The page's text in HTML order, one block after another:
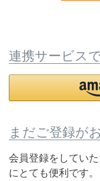
連携サービス
まだご登録が
会員登録をしてい
にとても便利です。